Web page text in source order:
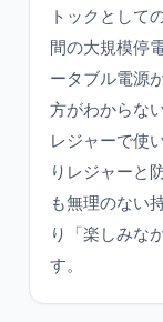
トックとして
間の大規模停
ータブル電源
方がわからな
レジャーで使
りレジャーと
も無理のない
り「楽しみな
す。